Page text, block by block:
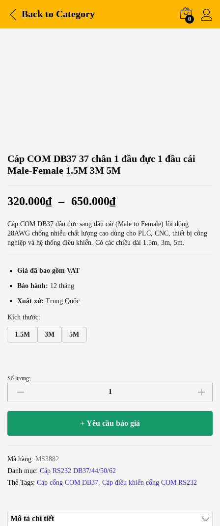
Back to Category 0
Cáp COM DB37 37 chân 1 đầu đực 1 đầu cái
Male-Female 1.5M 3M 5M
320.000₫ – 650.000₫
Cáp COM DB37 đầu đực sang đầu cái (Male to Female) lõi đồng
28AWG chống nhiễu chất lượng cao dùng cho PLC, CNC, thiết bị công
nghiệp và hệ thống điều khiển. Có các chiều dài 1.5m, 3m, 5m.
Giá đã bao gồm VAT
Bảo hành: 12 tháng
Xuất xứ: Trung Quốc
Kích thước:
1.5M 3M 5M
Cáp
COM
đực
1
đầu
Male-
Female
Số lượng:
+ Yêu cầu báo giá
Mã hàng: MS3882
Danh mục: Cáp RS232 DB37/44/50/62
Thẻ Tags: Cáp cổng COM DB37 Cáp điều khiển cổng COM RS232
Mô tả chi tiết